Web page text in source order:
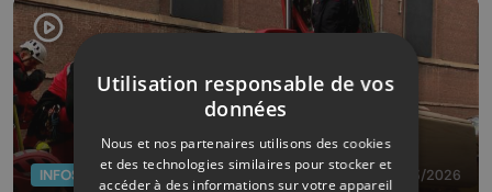
INFOS 26/03/2026
Utilisation responsable de vos
données
Nous et nos partenaires utilisons des cookies
et des technologies similaires pour stocker et
accéder à des informations sur votre appareil